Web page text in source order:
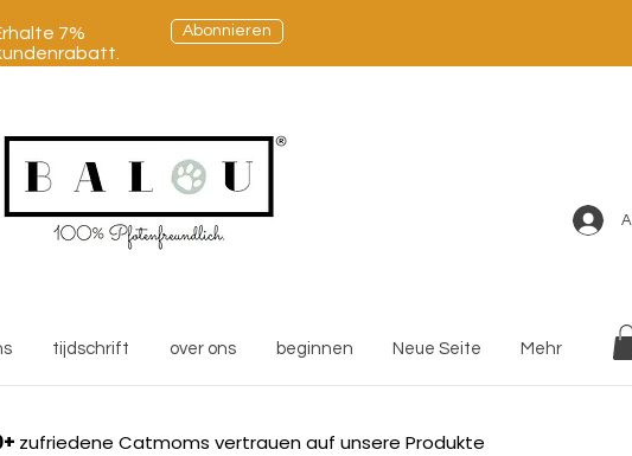
7%
Abonnieren
tijdschrift over ons beginnen Neue Seite Mehr
zufriedene Catmoms vertrauen auf unsere Produkte